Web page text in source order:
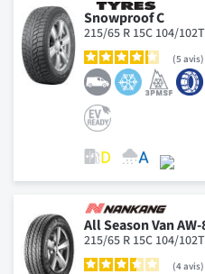
Snowproof C
215/65 R 15C 104/102T
5 avis
All Season Van AW-
215/65 R 15C 104/102T
4avis